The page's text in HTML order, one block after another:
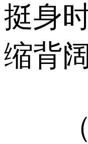
挺身
缩背
（2